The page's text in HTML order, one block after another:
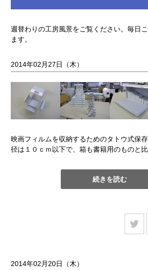
週替わりの工房風景をご覧ください。毎日
ます。
2014年02月27日（木）
映画フィルムを収納するためのタトウ式保
径は１０ｃｍ以下で、箱も書籍用のものと
箱が散逸しないよう、棚はめ込み式保存箱
続きを読む
2014年02月20日（木）